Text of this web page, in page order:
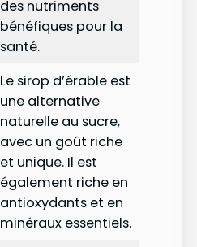
des nutriments
bénéfiques pour la
santé.
Le sirop d’érable est
une alternative
naturelle au sucre,
avec un goût riche
et unique. Il est
également riche en
antioxydants et en
minéraux essentiels.